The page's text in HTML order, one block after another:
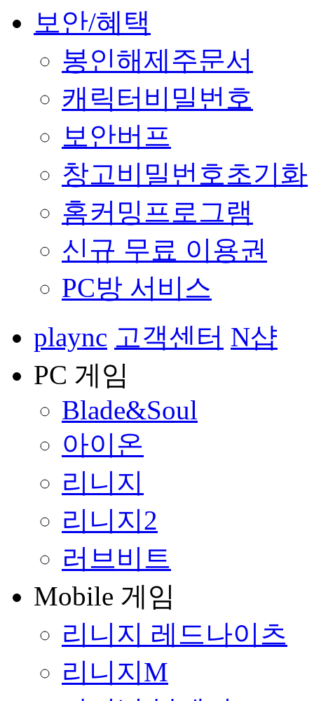
보안/혜택
봉인해제주문서
캐릭터비밀번호
보안버프
창고비밀번호초기화
홈커밍프로그램
신규 무료 이용권
PC방 서비스
plaync 고객센터 N샵
PC 게임
Blade&Soul
아이온
리니지
리니지2
러브비트
Mobile 게임
리니지 레드나이츠
리니지M